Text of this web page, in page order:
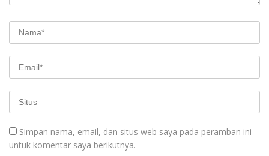
Simpan nama, email, dan situs web saya pada peramban ini
untuk komentar saya berikutnya.